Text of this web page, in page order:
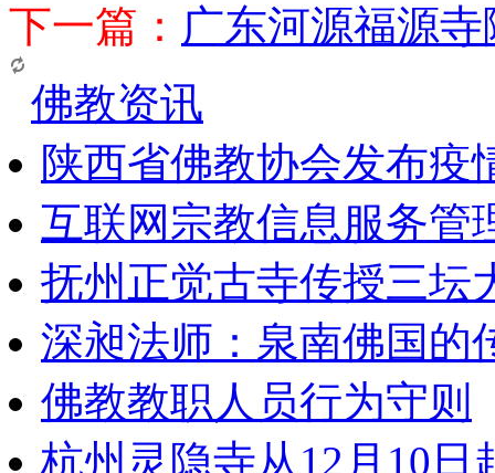
下一篇： 广东河源福源
佛教资讯
陕西省佛教协会发布疫
互联网宗教信息服务管
抚州正觉古寺传授三坛
深昶法师：泉南佛国的
佛教教职人员行为守则
杭州灵隐寺从12月10日